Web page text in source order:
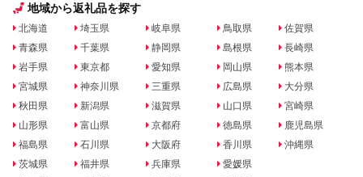
地域から返礼品を探す
北海道
青森県
岩手県
宮城県
秋田県
山形県
福島県
茨城県
埼玉県
千葉県
東京都
神奈川県
新潟県
富山県
石川県
福井県
岐阜県
静岡県
愛知県
三重県
滋賀県
京都府
大阪府
兵庫県
鳥取県
島根県
岡山県
広島県
山口県
徳島県
香川県
愛媛県
佐賀県
長崎県
熊本県
大分県
宮崎県
鹿児島県
沖縄県